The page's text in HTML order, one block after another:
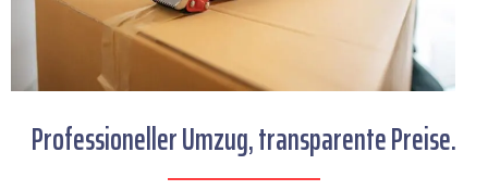
Professioneller Umzug, transparente Preise.